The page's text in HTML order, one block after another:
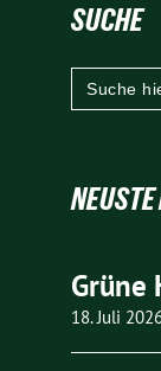
SUCHE
Search
for:
Grüne
18. Juli